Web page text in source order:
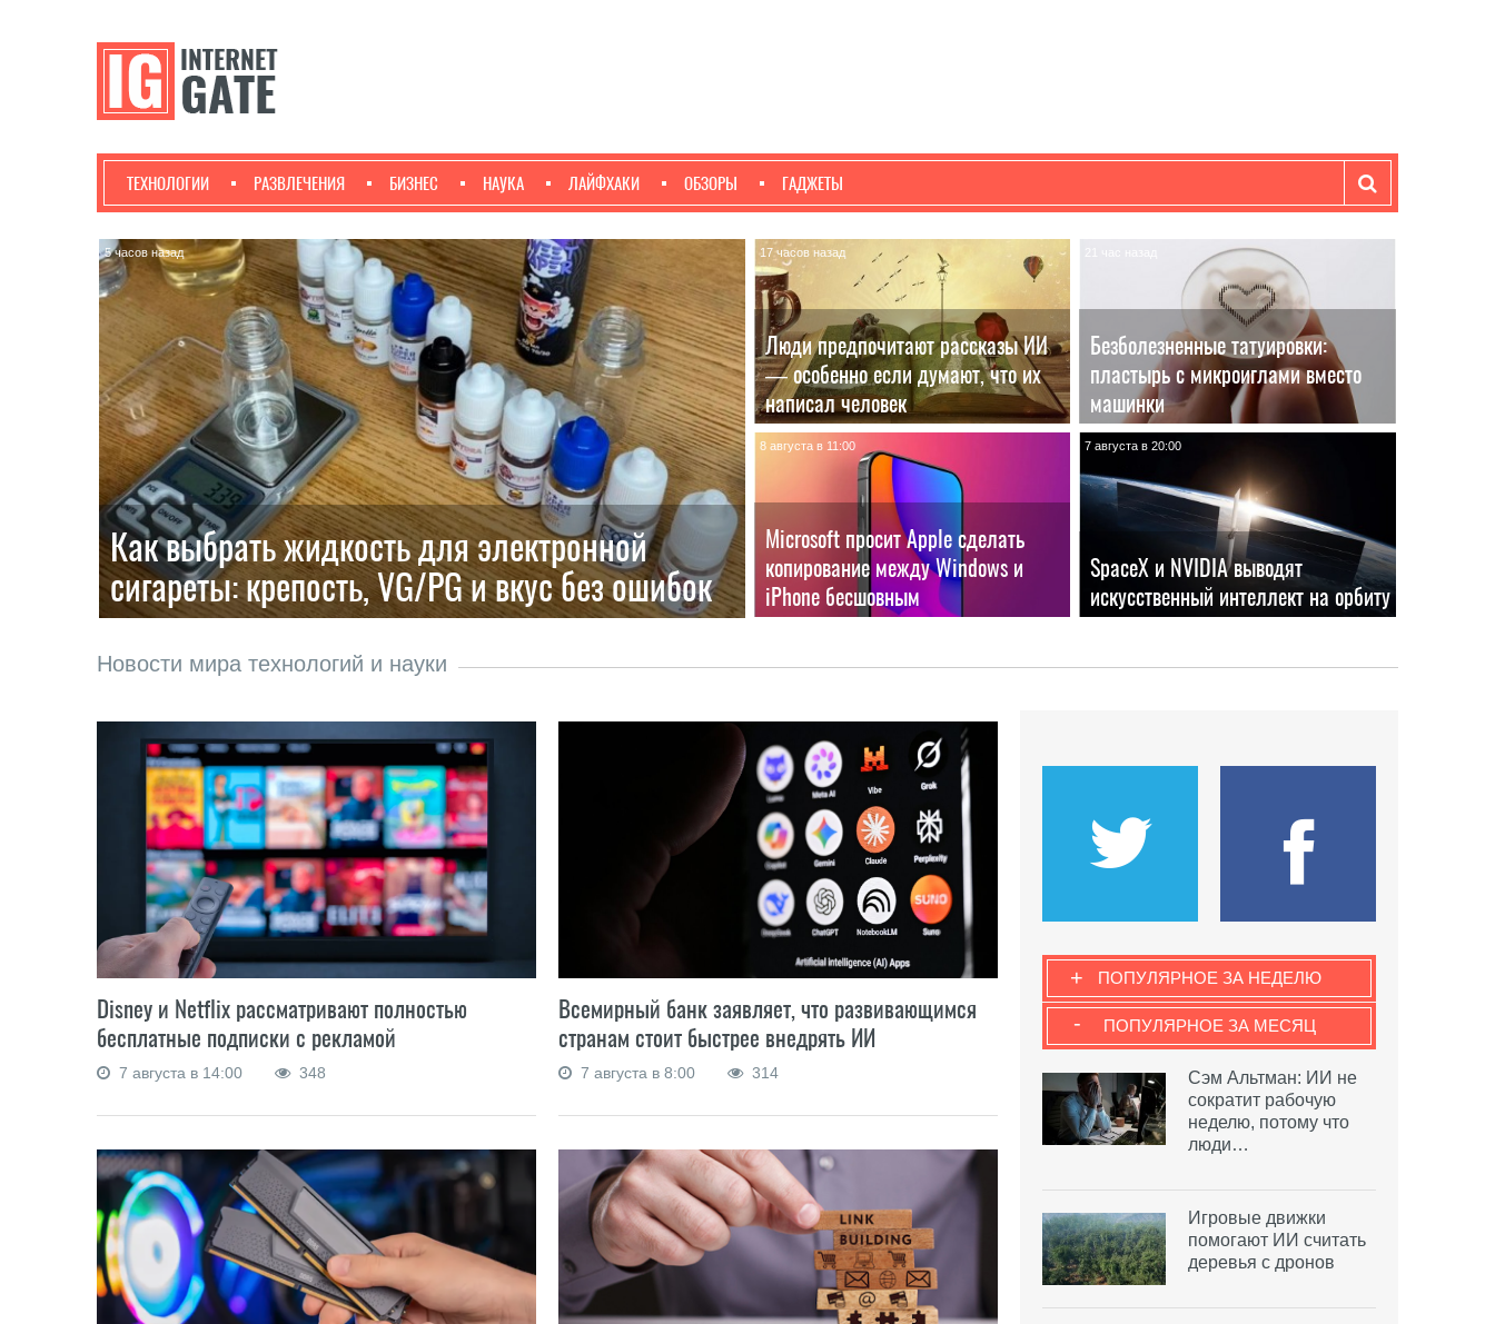
ТЕХНОЛОГИИ РАЗВЛЕЧЕНИЯ БИЗНЕС НАУКА ЛАЙФХАКИ ОБЗОРЫ ГАДЖЕТЫ
5 часов назад
Как выбрать жидкость для электронной
сигареты: крепость, VG/PG и вкус без ошибок
17 часов назад
Люди предпочитают рассказы ИИ
— особенно если думают, что их
написал человек
Безболезненные татуировки:
пластырь с микроиглами вместо
машинки
8 августа в 11:00
Microsoft просит Apple сделать
копирование между Windows и
iPhone бесшовным
7 августа в 20:00
SpaceX и NVIDIA выводят
искусственный интеллект на орбиту
Новости мира технологий и науки
Disney и Netflix рассматривают полностью
бесплатные подписки с рекламой
7 августа в 14:00 348
Всемирный банк заявляет, что развивающимся
странам стоит быстрее внедрять ИИ
7 августа в 8:00 314
ПОПУЛЯРНОЕ ЗА НЕДЕЛЮ
+
ПОПУЛЯРНОЕ ЗА МЕСЯЦ
-
Сэм Альтман: ИИ не
сократит рабочую
неделю, потому что
люди…
Игровые движки
помогают ИИ считать
деревья с дронов